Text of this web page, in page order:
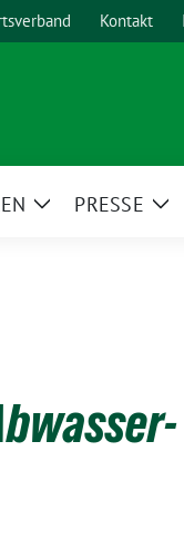
Kontakt
ZeigePRESSE